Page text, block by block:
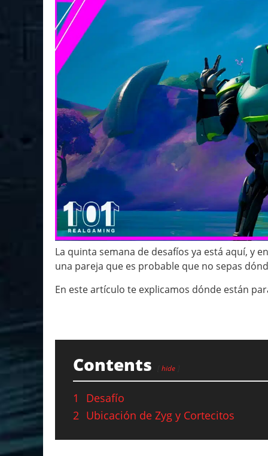
La quinta semana de desafíos ya está aquí, y
una pareja que es probable que no sepas
En este artículo te explicamos dónde están
Contents hide
1
Desafío
2 Ubicación de Zyg y Cortecitos